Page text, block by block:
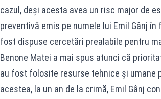
cazul, deși acesta avea un risc major de
preventivă emis pe numele lui Emil Gânj
fost dispuse cercetări prealabile pentru
Benone Matei a mai spus atunci că
au fost folosite resurse tehnice și umane
acestea, la un an de la crimă, Emil Gânj